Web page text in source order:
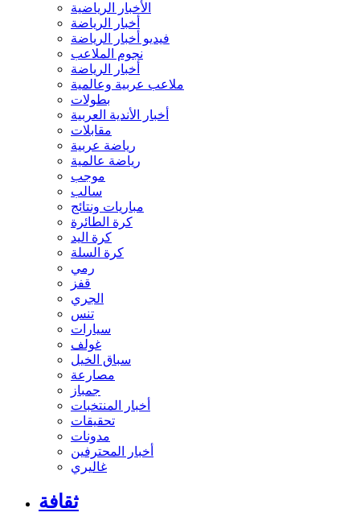
الأخبار الرياضية
أخبار الرياضة
فيديو أخبار الرياضة
نجوم الملاعب
أخبار الرياضة
ملاعب عربية وعالمية
بطولات
أخبار الأندية العربية
مقابلات
رياضة عربية
رياضة عالمية
موجب
سالب
مباريات ونتائج
كرة الطائرة
كرة اليد
كرة السلة
رمي
قفز
الجري
تنس
سيارات
غولف
سباق الخيل
مصارعة
جمباز
أخبار المنتخبات
تحقيقات
مدونات
أخبار المحترفين
غاليري
ثقافة